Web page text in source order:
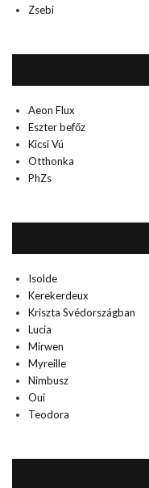
Zsebi
Aeon Flux
Eszter befőz
Kicsi Vú
Otthonka
PhZs
Isolde
Kerekerdeux
Kriszta Svédországban
Lucia
Mirwen
Myreille
Nimbusz
Oui
Teodora